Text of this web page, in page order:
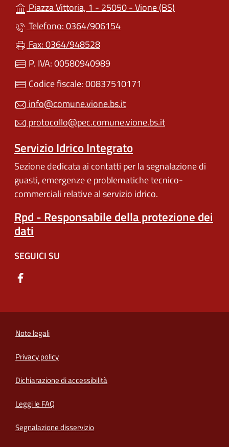
Piazza Vittoria, 1 - 25050 - Vione (BS)
Telefono: 0364/906154
Fax: 0364/948528
P. IVA: 00580940989
Codice fiscale: 00837510171
info@comune.vione.bs.it
protocollo@pec.comune.vione.bs.it
Servizio Idrico Integrato
Sezione dedicata ai contatti per la segnalazione di
guasti, emergenze e problematiche tecnico-
commerciali relative al servizio idrico.
Rpd - Responsabile della protezione dei
dati
SEGUICI SU
Note legali
Privacy policy
Dichiarazione di accessibilità
Leggi le FAQ
Segnalazione disservizio